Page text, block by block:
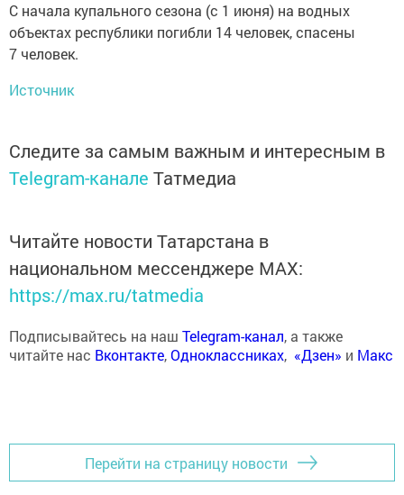
С начала купального сезона (с 1 июня) на водных
объектах республики погибли 14 человек, спасены
7 человек.
Источник
Следите за самым важным и интересным в
Telegram-канале Татмедиа
Читайте новости Татарстана в
национальном мессенджере MАХ:
https://max.ru/tatmedia
Подписывайтесь на наш Telegram-канал, а также
читайте нас Вконтакте,Одноклассниках, «Дзен» и Макс
Перейти на страницу новости